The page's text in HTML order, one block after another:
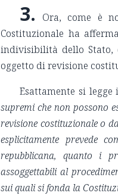
3.
Ora, come è
Costituzionale ha
indivisibilità dello Stato,
oggetto di revisione
Esattamente si
supremi che non possono
revisione costituzionale o
esplicitamente prevede
repubblicana, quanto i
assoggettabili al
sui quali si fonda la